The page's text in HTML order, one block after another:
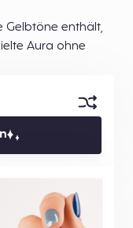
Gelbtöne enthält,
Aura ohne